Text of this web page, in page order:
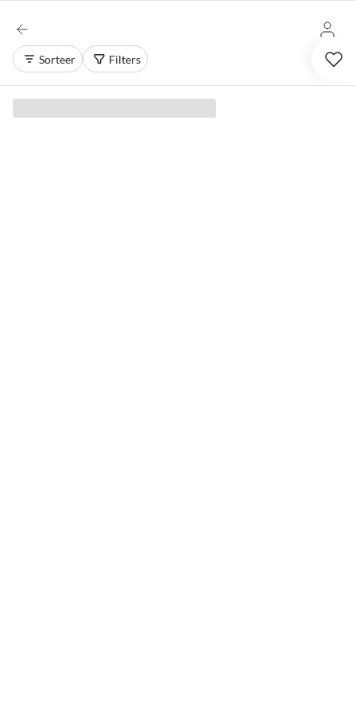
Sorteer Filters